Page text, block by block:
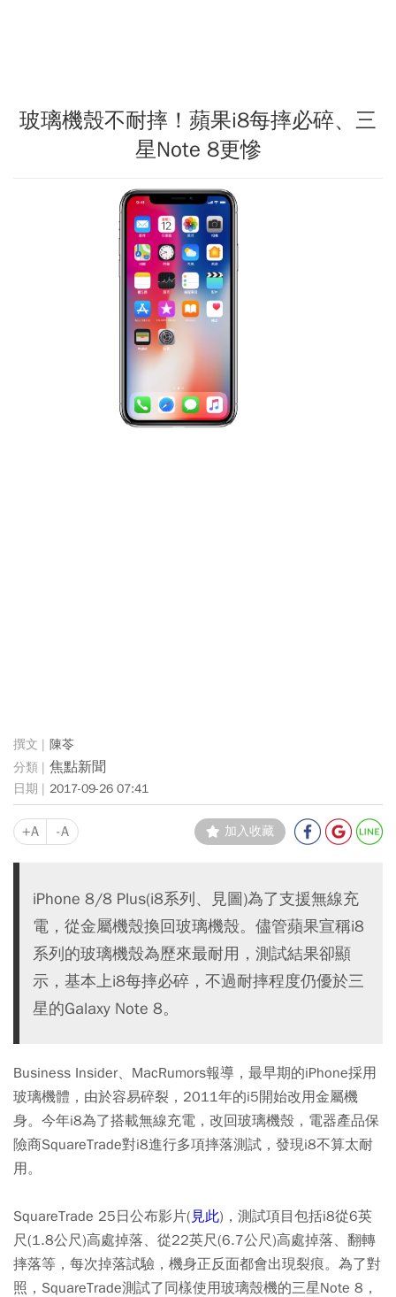
玻璃機殼不耐摔！蘋果i8每摔必碎、三
星Note 8更慘
陳苓
焦點新聞
2017-09-26 07:41
+A -A 加入收藏
iPhone 8/8 Plus(i8系列、見圖)為了支援無線充
電，從金屬機殼換回玻璃機殼。儘管蘋果宣稱i8
系列的玻璃機殼為歷來最耐用，測試結果卻顯
示，基本上i8每摔必碎，不過耐摔程度仍優於三
星的Galaxy Note 8。
Business Insider、MacRumors報導，最早期的iPhone採用
玻璃機體，由於容易碎裂，2011年的i5開始改用金屬機
身。今年i8為了搭載無線充電，改回玻璃機殼，電器產品保
險商SquareTrade對i8進行多項摔落測試，發現i8不算太耐
用。
SquareTrade 25日公布影片(見此)，測試項目包括i8從6英
尺(1.8公尺)高處掉落、從22英尺(6.7公尺)高處掉落、翻轉
摔落等，每次掉落試驗，機身正反面都會出現裂痕。為了對
照，SquareTrade測試了同樣使用玻璃殼機的三星Note 8，